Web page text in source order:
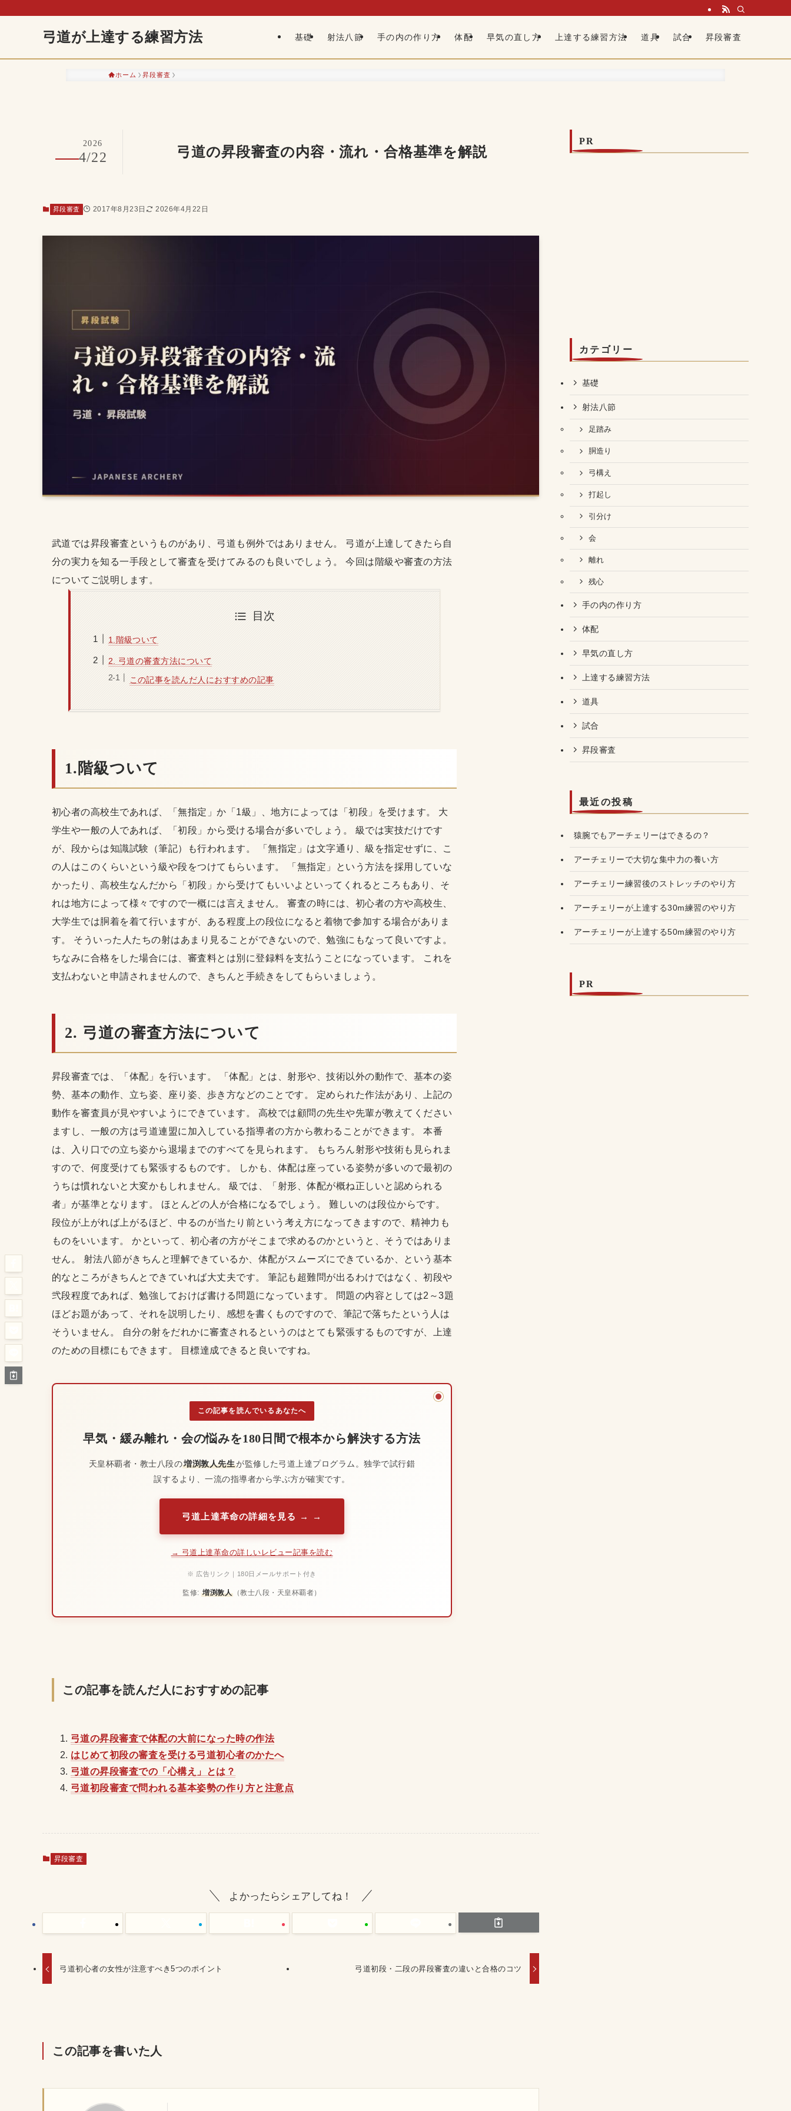
弓道が上達する練習方法 基礎 射法八節 手の内の作り方 体配 早気の直し方 上達する練習方法 道具 試合 昇段審査
ホーム 昇段審査
弓道の昇段審査の内容・流れ・合格基準を解説
2026
4/22
昇段審査 2017年8月23日 2026年4月22日
武道では昇段審査というものがあり、弓道も例外ではありません。 弓道が上達してきたら自
分の実力を知る一手段として審査を受けてみるのも良いでしょう。 今回は階級や審査の方法
についてご説明します。
目次
1.階級ついて
2. 弓道の審査方法について
この記事を読んだ人におすすめの記事
1.階級ついて
初心者の高校生であれば、「無指定」か「1級」、地方によっては「初段」を受けます。 大
学生や一般の人であれば、「初段」から受ける場合が多いでしょう。 級では実技だけです
が、段からは知識試験（筆記）も行われます。 「無指定」は文字通り、級を指定せずに、こ
の人はこのくらいという級や段をつけてもらいます。 「無指定」という方法を採用していな
かったり、高校生なんだから「初段」から受けてもいいよといってくれるところもあり、そ
れは地方によって様々ですので一概には言えません。 審査の時には、初心者の方や高校生、
大学生では胴着を着て行いますが、ある程度上の段位になると着物で参加する場合がありま
す。 そういった人たちの射はあまり見ることができないので、勉強にもなって良いですよ。
ちなみに合格をした場合には、審査料とは別に登録料を支払うことになっています。 これを
支払わないと申請されませんので、きちんと手続きをしてもらいましょう。
2. 弓道の審査方法について
昇段審査では、「体配」を行います。 「体配」とは、射形や、技術以外の動作で、基本の姿
勢、基本の動作、立ち姿、座り姿、歩き方などのことです。 定められた作法があり、上記の
動作を審査員が見やすいようにできています。 高校では顧問の先生や先輩が教えてください
ますし、一般の方は弓道連盟に加入している指導者の方から教わることができます。 本番
は、入り口での立ち姿から退場までのすべてを見られます。 もちろん射形や技術も見られま
すので、何度受けても緊張するものです。 しかも、体配は座っている姿勢が多いので最初の
うちは慣れないと大変かもしれません。 級では、「射形、体配が概ね正しいと認められる
者」が基準となります。 ほとんどの人が合格になるでしょう。 難しいのは段位からです。
段位が上がれば上がるほど、中るのが当たり前という考え方になってきますので、精神力も
ものをいいます。 かといって、初心者の方がそこまで求めるのかというと、そうではありま
せん。 射法八節がきちんと理解できているか、体配がスムーズにできているか、という基本
的なところがきちんとできていれば大丈夫です。 筆記も超難問が出るわけではなく、初段や
弐段程度であれば、勉強しておけば書ける問題になっています。 問題の内容としては2～3題
ほどお題があって、それを説明したり、感想を書くものですので、筆記で落ちたという人は
そういません。 自分の射をだれかに審査されるというのはとても緊張するものですが、上達
のための目標にもできます。 目標達成できると良いですね。
この記事を読んでいるあなたへ
早気・緩み離れ・会の悩みを180日間で根本から解決する方法
天皇杯覇者・教士八段の増渕敦人先生が監修した弓道上達プログラム。独学で試行錯
誤するより、一流の指導者から学ぶ方が確実です。
弓道上達革命の詳細を見る →
→ 弓道上達革命の詳しいレビュー記事を読む
※ 広告リンク｜180日メールサポート付き
監修:増渕敦人 （教士八段・天皇杯覇者）
この記事を読んだ人におすすめの記事
弓道の昇段審査で体配の大前になった時の作法
はじめて初段の審査を受ける弓道初心者のかたへ
弓道の昇段審査での「心構え」とは？
弓道初段審査で問われる基本姿勢の作り方と注意点
昇段審査
よかったらシェアしてね！
弓道初心者の女性が注意すべき5つのポイント 弓道初段・二段の昇段審査の違いと合格のコツ
この記事を書いた人
PR
カテゴリー
基礎
射法八節
足踏み
胴造り
弓構え
打起し
引分け
会
離れ
残心
手の内の作り方
体配
早気の直し方
上達する練習方法
道具
試合
昇段審査
最近の投稿
猿腕でもアーチェリーはできるの？
アーチェリーで大切な集中力の養い方
アーチェリー練習後のストレッチのやり方
アーチェリーが上達する30m練習のやり方
アーチェリーが上達する50m練習のやり方
PR